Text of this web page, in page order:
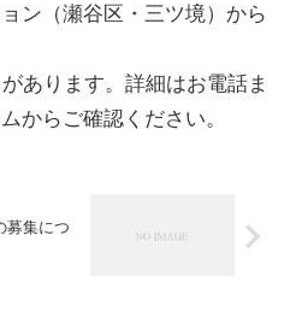
ン（瀬谷区・三ツ境）から
あります。詳細はお電話ま
からご確認ください。
募集につ